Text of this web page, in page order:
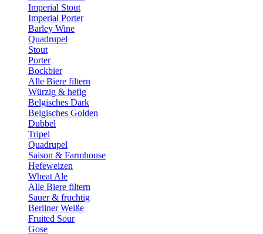
Imperial Stout
Imperial Porter
Barley Wine
Quadrupel
Stout
Porter
Bockbier
Alle Biere filtern
Würzig & hefig
Belgisches Dark
Belgisches Golden
Dubbel
Tripel
Quadrupel
Saison & Farmhouse
Hefeweizen
Wheat Ale
Alle Biere filtern
Sauer & fruchtig
Berliner Weiße
Fruited Sour
Gose